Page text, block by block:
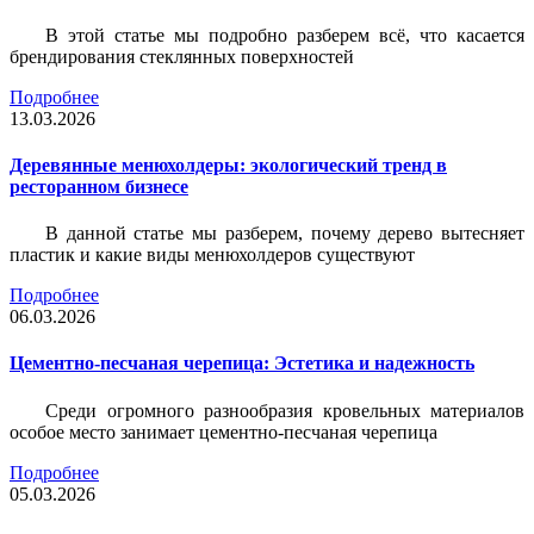
В этой статье мы подробно разберем всё, что касается
брендирования стеклянных поверхностей
Подробнее
13.03.2026
Деревянные менюхолдеры: экологический тренд в
ресторанном бизнесе
В данной статье мы разберем, почему дерево вытесняет
пластик и какие виды менюхолдеров существуют
Подробнее
06.03.2026
Цементно-песчаная черепица: Эстетика и надежность
Среди огромного разнообразия кровельных материалов
особое место занимает цементно-песчаная черепица
Подробнее
05.03.2026